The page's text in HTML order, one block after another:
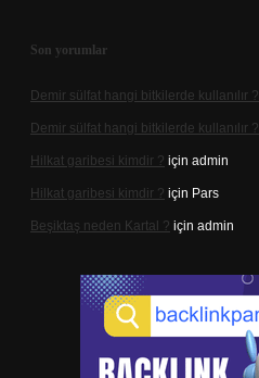
Son yorumlar
Demir sülfat hangi bitkilerde kullanılır ?
Demir sülfat hangi bitkilerde kullanılır ?
Hilkat garibesi kimdir ? için admin
Hilkat garibesi kimdir ? için Pars
Beşiktaş neden Kartal ? için admin